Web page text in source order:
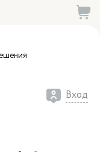
Вход